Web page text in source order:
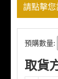
請點擊
預購數量:
取貨